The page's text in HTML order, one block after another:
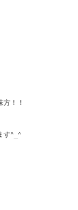
！！
す^_^